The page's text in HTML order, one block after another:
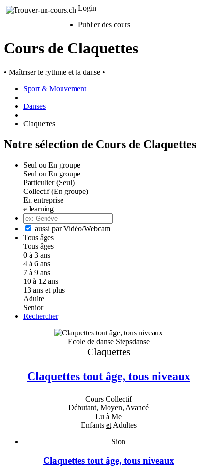
Login
Publier des cours
Cours de Claquettes
• Maîtriser le rythme et la danse •
Sport & Mouvement
Danses
Claquettes
Notre sélection de Cours de Claquettes
Seul ou En groupe
Seul ou En groupe
Particulier (Seul)
Collectif (En groupe)
En entreprise
e-learning
aussi par Vidéo/Webcam
Tous âges
Tous âges
0 à 3 ans
4 à 6 ans
7 à 9 ans
10 à 12 ans
13 ans et plus
Adulte
Senior
Rechercher
Ecole de danse Stepsdanse
Claquettes
Claquettes tout âge, tous niveaux
Cours Collectif
Débutant, Moyen, Avancé
Lu à Me
Enfants etAdultes
Sion
Claquettes tout âge, tous niveaux